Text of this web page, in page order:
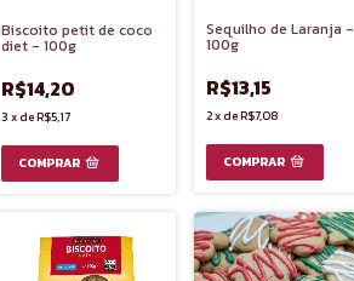
Biscoito petit de coco
diet - 100g
R$14,20
3 xdeR$5,17
Sequilho de Laranja -
100g
R$13,15
2xdeR$7,08